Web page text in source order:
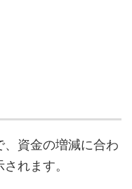
資金の増減に合わ
れます。